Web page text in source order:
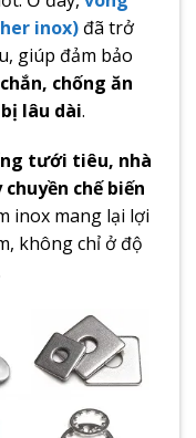
inox) đã trở
giúp đảm bảo
chống ăn
lâu dài.
tưới tiêu, nhà
chuyền chế biến
inox mang lại lợi
không chỉ ở độ